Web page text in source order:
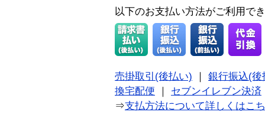
以下のお支払い方法がご利用で
売掛取引(後払い)
銀行振込(後
換宅配便
セブンイレブン決済
⇒支払方法について詳しくはこ